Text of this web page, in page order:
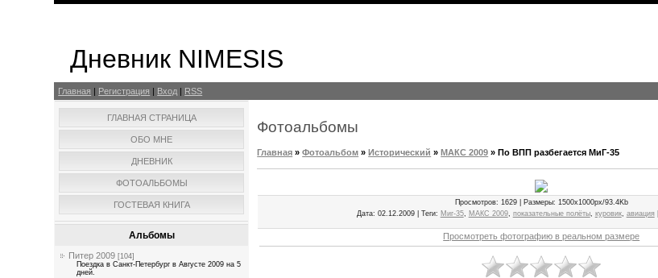
Дневник NIMESIS
Главная | Регистрация | Вход | RSS
ГЛАВНАЯ СТРАНИЦА
ОБО МНЕ
ДНЕВНИК
ФОТОАЛЬБОМЫ
ГОСТЕВАЯ КНИГА
Альбомы
Питер 2009 [104]
Поездка в Санкт-Петербург в Августе 2009 на 5
дней.
Фотоальбомы
Главная »Фотоальбом »Исторический »МАКС 2009 » По ВПП разбегается МиГ-35
Просмотров: 1629 | Размеры: 1500x1000px/93.4Kb
Дата: 02.12.2009 | Теги: Миг-35, МАКС 2009, показательные полёты, куровик, авиация|
Просмотреть фотографию в реальном размере